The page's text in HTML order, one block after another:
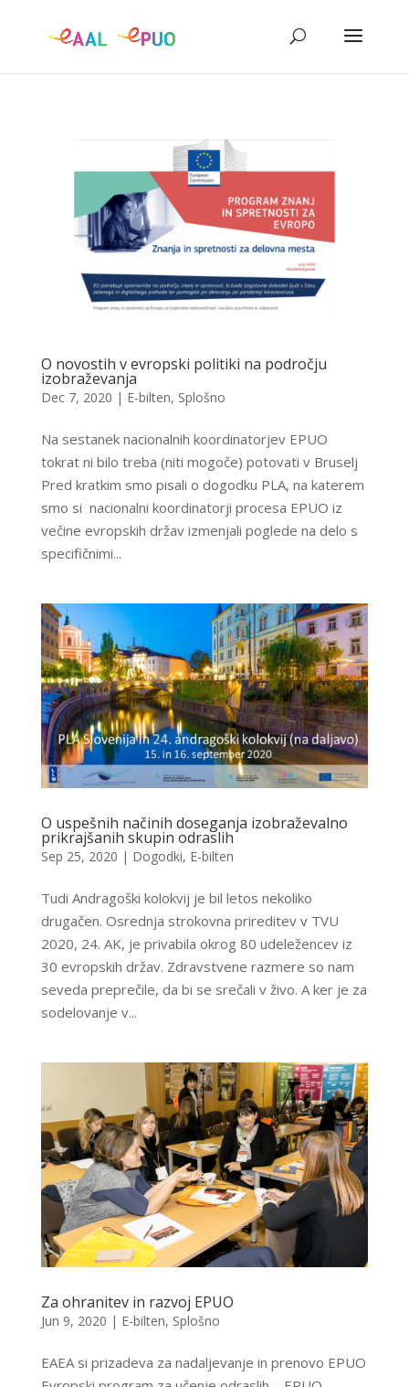
O novostih v evropski politiki na področju
izobraževanja
Dec 7, 2020 | E-bilten, Splošno
Na sestanek nacionalnih koordinatorjev EPUO
tokrat ni bilo treba (niti mogoče) potovati v Bruselj
Pred kratkim smo pisali o dogodku PLA, na katerem
smo si nacionalni koordinatorji procesa EPUO iz
večine evropskih držav izmenjali poglede na delo s
specifičnimi...
O uspešnih načinih doseganja izobraževalno
prikrajšanih skupin odraslih
Sep 25, 2020 | Dogodki, E-bilten
Tudi Andragoški kolokvij je bil letos nekoliko
drugačen. Osrednja strokovna prireditev v TVU
2020, 24. AK, je privabila okrog 80 udeležencev iz
30 evropskih držav. Zdravstvene razmere so nam
seveda preprečile, da bi se srečali v živo. A ker je za
sodelovanje v...
Za ohranitev in razvoj EPUO
Jun 9, 2020 | E-bilten, Splošno
EAEA si prizadeva za nadaljevanje in prenovo EPUO